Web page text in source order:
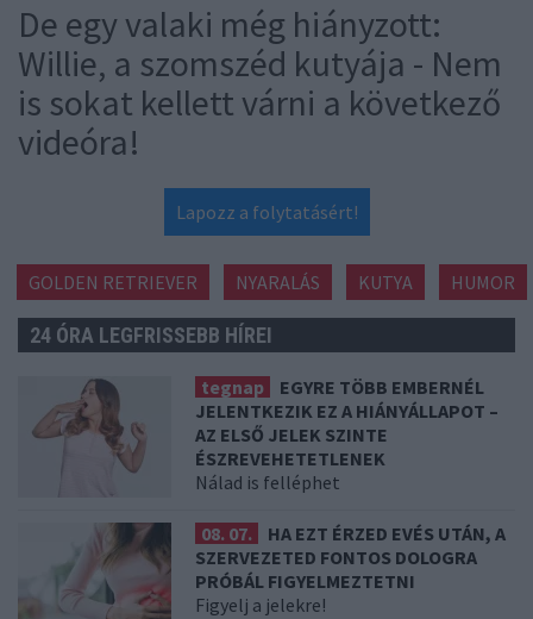
De egy valaki még hiányzott:
Willie, a szomszéd kutyája - Nem
is sokat kellett várni a következő
videóra!
Lapozz a folytatásért!
GOLDEN RETRIEVER NYARALÁS KUTYA HUMOR
24 ÓRA LEGFRISSEBB HÍREI
tegnap
EGYRE TÖBB EMBERNÉL
JELENTKEZIK EZ A HIÁNYÁLLAPOT –
AZ ELSŐ JELEK SZINTE
ÉSZREVEHETETLENEK
Nálad is felléphet
08. 07.
HA EZT ÉRZED EVÉS UTÁN, A
SZERVEZETED FONTOS DOLOGRA
PRÓBÁL FIGYELMEZTETNI
Figyelj a jelekre!